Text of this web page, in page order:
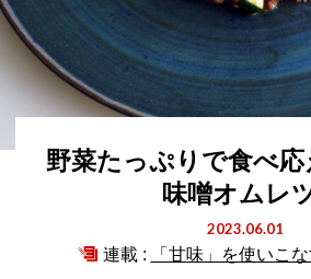
野菜たっぷりで食べ
味噌オムレ
2023.06.01
連載 : 「甘味」を使いこ